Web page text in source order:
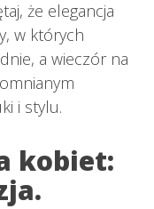
że elegancja
w których
a wieczór na
i stylu.
kobiet: